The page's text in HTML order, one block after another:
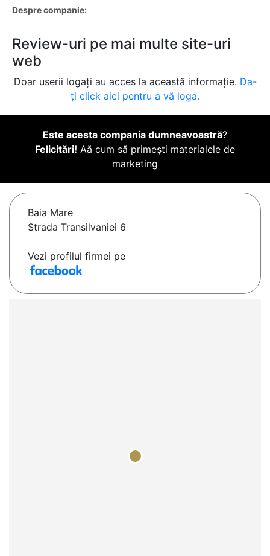
Despre companie:
Review-uri pe mai multe site-uri
web
Doar userii logați au acces la această informație. Da-
ți click aici pentru a vă loga.
Este acesta compania dumneavoastră?
Felicitări! Aă cum să primești materialele de
marketing
Baia Mare
Strada Transilvaniei 6
Vezi profilul firmei pe